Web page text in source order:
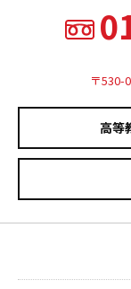
〒530-
高等